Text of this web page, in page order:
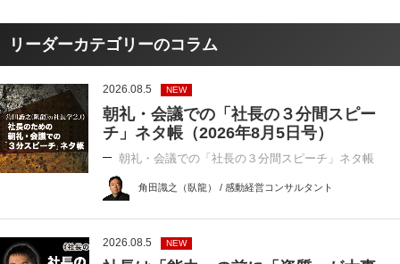
リーダーカテゴリーのコラム
2026.08.5 NEW
朝礼・会議での「社長の３分間スピー
チ」ネタ帳（2026年8月5日号）
朝礼・会議での「社長の３分間スピーチ」ネタ帳
角田識之（臥龍） / 感動経営コンサルタント
2026.08.5 NEW